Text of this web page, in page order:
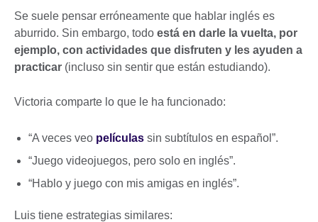
Se suele pensar erróneamente que hablar inglés es
aburrido. Sin embargo, todo está en darle la vuelta, por
ejemplo, con actividades que disfruten y les ayuden a
practicar (incluso sin sentir que están estudiando).
Victoria comparte lo que le ha funcionado:
“A veces veo películas sin subtítulos en español”.
“Juego videojuegos, pero solo en inglés”.
“Hablo y juego con mis amigas en inglés”.
Luis tiene estrategias similares: